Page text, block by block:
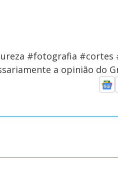
#fotografia #cortes
a opinião do